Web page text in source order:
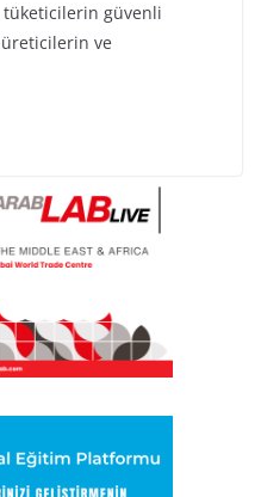
tüketicilerin güvenli
ve